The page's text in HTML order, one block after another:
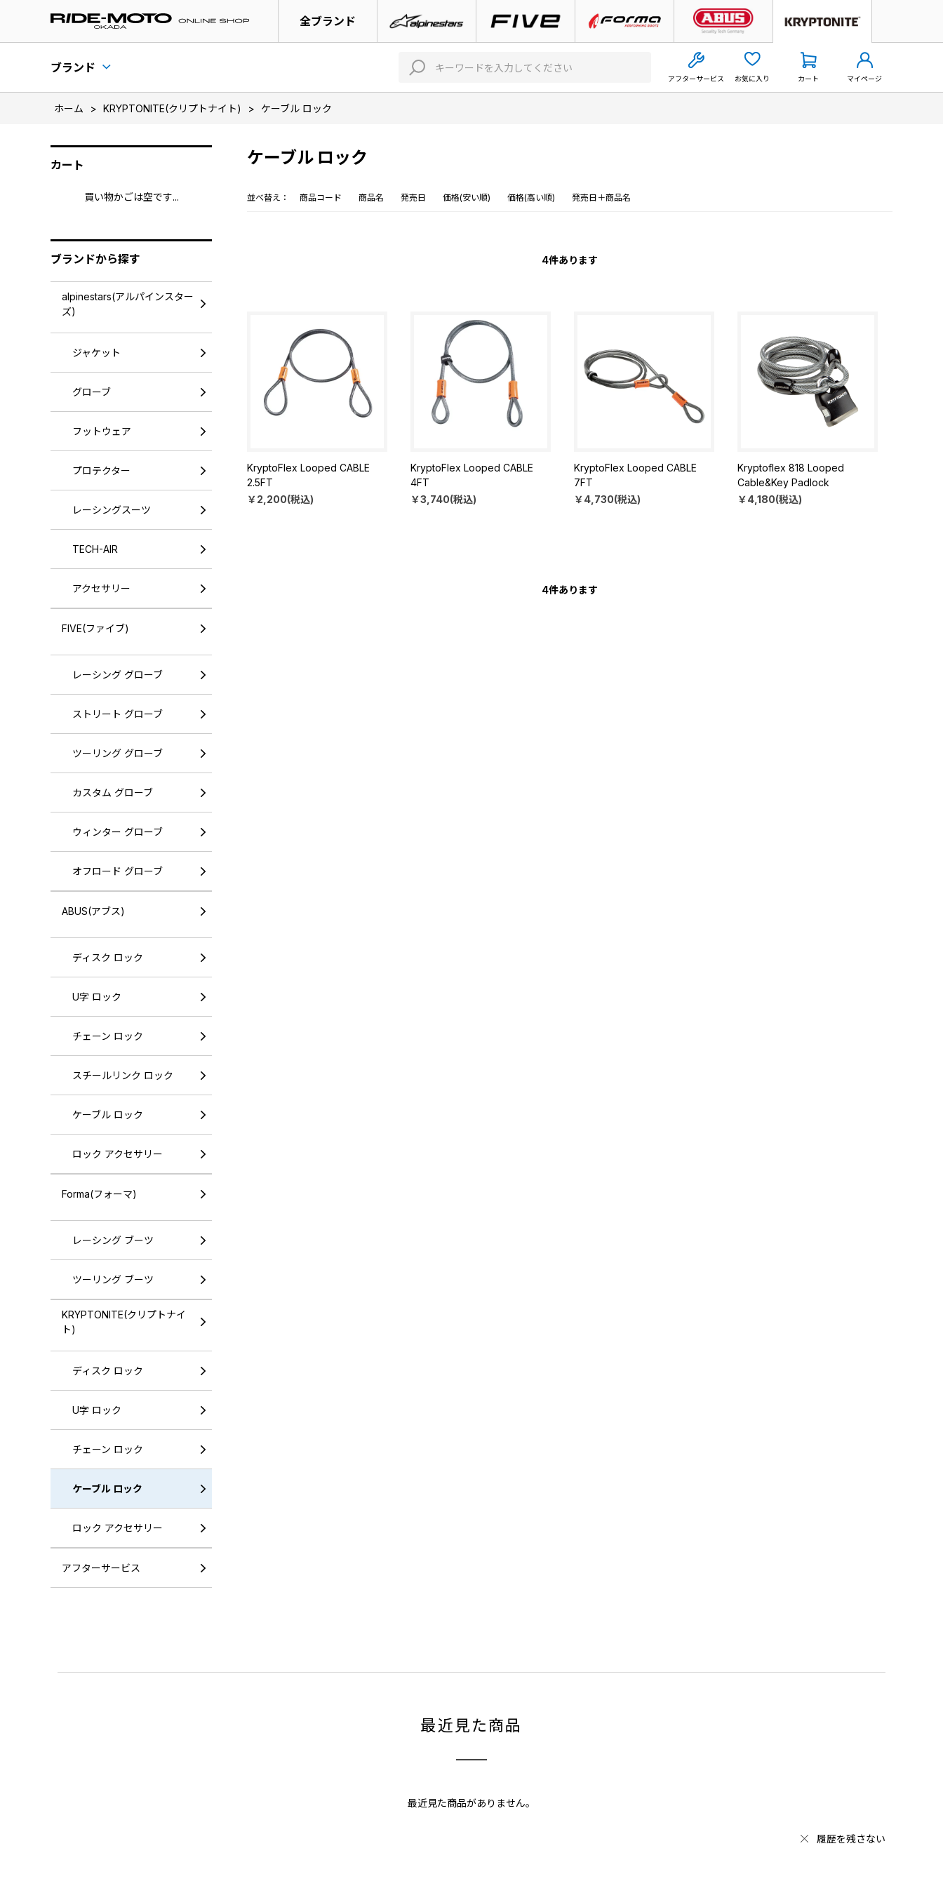
全ブランド
ブランド
アフターサービス お気に入り カート マイページ
ホーム > KRYPTONITE(クリプトナイト) > ケーブル ロック
カート
買い物かごは空です...
ブランドから探す
alpinestars(アルパインスター
ズ)
ジャケット
グローブ
フットウェア
プロテクター
レーシングスーツ
TECH-AIR
アクセサリー
FIVE(ファイブ)
レーシング グローブ
ストリート グローブ
ツーリング グローブ
カスタム グローブ
ウィンター グローブ
オフロード グローブ
ABUS(アブス)
ディスク ロック
U字 ロック
チェーン ロック
スチールリンク ロック
ケーブル ロック
ロック アクセサリー
Forma(フォーマ)
レーシング ブーツ
ツーリング ブーツ
KRYPTONITE(クリプトナイ
ト)
ディスク ロック
U字 ロック
チェーン ロック
ケーブル ロック
ロック アクセサリー
アフターサービス
ケーブル ロック
並べ替え： 商品コード 商品名 発売日 価格(安い順) 価格(高い順) 発売日＋商品名
4件あります
KryptoFlex Looped CABLE
2.5FT
￥2,200(税込)
KryptoFlex Looped CABLE
4FT
￥3,740(税込)
KryptoFlex Looped CABLE
7FT
￥4,730(税込)
Kryptoflex 818 Looped
Cable&Key Padlock
￥4,180(税込)
4件あります
最近見た商品
最近見た商品がありません。
履歴を残さない